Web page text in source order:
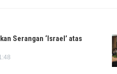
Serangan ‘Israel’ atas